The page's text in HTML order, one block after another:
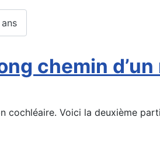
chemin
cochléaire. Voici la deuxième